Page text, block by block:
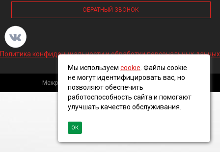
ОБРАТНЫЙ ЗВОНОК
Политика конфиденциальности и обработки персональных данных
Межрегиональная кабельная компания, 2016 ©
Мы используем cookie . Файлы cookie
не могут идентифицировать вас, но
позволяют обеспечить
работоспособность сайта и помогают
улучшать качество обслуживания.
ОК